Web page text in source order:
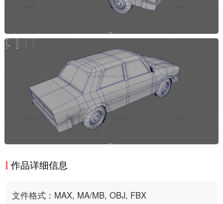
作品详细信息
文件格式：MAX, MA/MB, OBJ, FBX